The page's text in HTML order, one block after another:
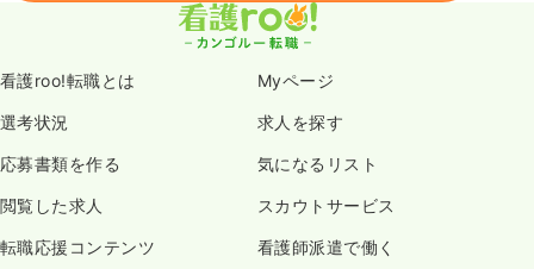
看護roo!転職とは Myページ
選考状況 求人を探す
応募書類を作る 気になるリスト
閲覧した求人 スカウトサービス
転職応援コンテンツ 看護師派遣で働く